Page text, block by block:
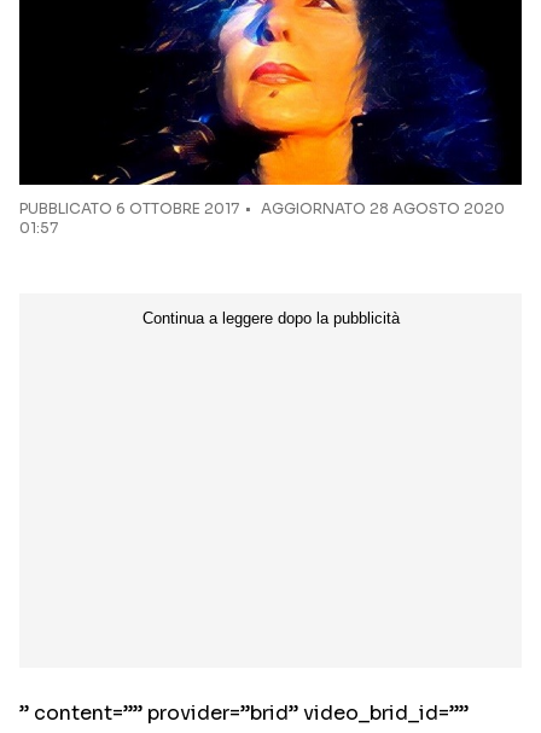
PUBBLICATO 6 OTTOBRE 2017
AGGIORNATO 28 AGOSTO 2020
01:57
” content=”” provider=”brid” video_brid_id=””